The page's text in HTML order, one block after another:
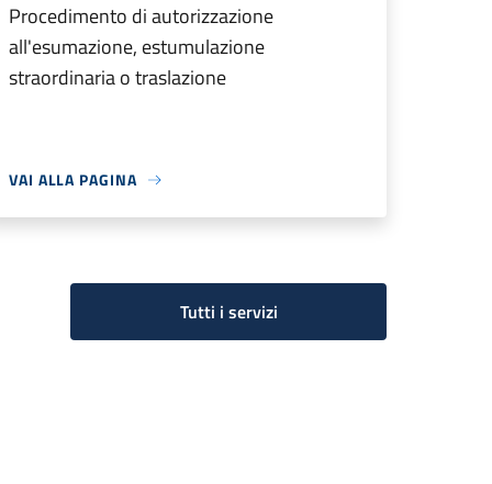
Procedimento di autorizzazione
all'esumazione, estumulazione
straordinaria o traslazione
VAI ALLA PAGINA
Tutti i servizi